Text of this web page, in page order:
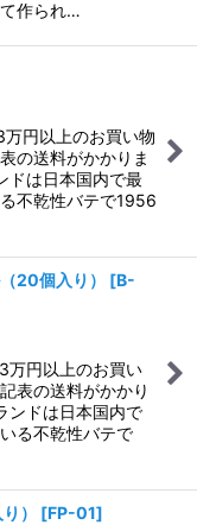
作られ…
円以上のお買い物
の送料がかかりま
ドは日本国内で最
不乾性バテで1956
20個入り） [B-
円以上のお買い
表の送料がかかり
ンドは日本国内で
る不乾性バテで
） [FP-01]